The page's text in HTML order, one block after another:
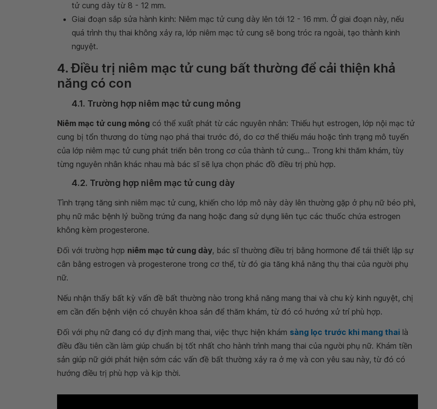
tử cung dày từ 8 - 12 mm.
Giai đoạn sắp sửa hành kinh: Niêm mạc tử cung dày lên tới 12 - 16 mm. Ở giai đoạn này, nếu
quá trình thụ thai không xảy ra, lớp niêm mạc tử cung sẽ bong tróc ra ngoài, tạo thành kinh
nguyệt.
4. Điều trị niêm mạc tử cung bất thường để cải thiện khả
năng có con
4.1. Trường hợp niêm mạc tử cung mỏng
Niêm mạc tử cung mỏng có thể xuất phát từ các nguyên nhân: Thiếu hụt estrogen, lớp nội mạc tử
cung bị tổn thương do từng nạo phá thai trước đó, do cơ thể thiếu máu hoặc tình trạng mô tuyến
của lớp niêm mạc tử cung phát triển bên trong cơ của thành tử cung... Trong khi thăm khám, tùy
từng nguyên nhân khác nhau mà bác sĩ sẽ lựa chọn phác đồ điều trị phù hợp.
4.2. Trường hợp niêm mạc tử cung dày
Tình trạng tăng sinh niêm mạc tử cung, khiến cho lớp mô này dày lên thường gặp ở phụ nữ béo phì,
phụ nữ mắc bệnh lý buồng trứng đa nang hoặc đang sử dụng liên tục các thuốc chứa estrogen
không kèm progesterone.
Đối với trường hợp niêm mạc tử cung dày, bác sĩ thường điều trị bằng hormone để tái thiết lập sự
cân bằng estrogen và progesterone trong cơ thể, từ đó gia tăng khả năng thụ thai của người phụ
nữ.
Nếu nhận thấy bất kỳ vấn đề bất thường nào trong khả năng mang thai và chu kỳ kinh nguyệt, chị
em cần đến bệnh viện có chuyên khoa sản để thăm khám, từ đó có hướng xử trí phù hợp.
Đối với phụ nữ đang có dự định mang thai, việc thực hiện khám sàng lọc trước khi mang thai là
điều đầu tiên cần làm giúp chuẩn bị tốt nhất cho hành trình mang thai của người phụ nữ. Khám tiền
sản giúp nữ giới phát hiện sớm các vấn đề bất thường xảy ra ở mẹ và con yêu sau này, từ đó có
hướng điều trị phù hợp và kịp thời.